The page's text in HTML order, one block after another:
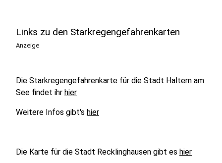
Links zu den Starkregengefahrenkarten
Anzeige
Die Starkregengefahrenkarte für die Stadt Haltern am
See findet ihr hier
Weitere Infos gibt's hier
Die Karte für die Stadt Recklinghausen gibt es hier